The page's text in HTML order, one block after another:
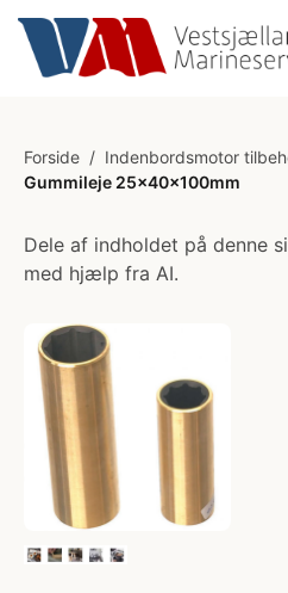
Forside / Indenbordsmotor
Gummileje 25x40x100mm
Dele af indholdet på denne
med hjælp fra AI.